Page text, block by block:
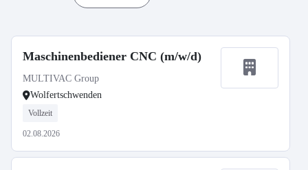
Maschinenbediener CNC (m/w/d)
MULTIVAC Group
Wolfertschwenden
Vollzeit
02.08.2026